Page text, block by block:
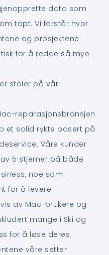
data som
tapt. Vi forstår hvor
og prosjektene
for å redde så mye
stoler på vår
reparasjonsbransjen
et solid rykte basert på
Våre kunder
5 stjerner på både
noe som
for å levere
av Mac-brukere og
mange i Ski og
for å løse deres
våre setter